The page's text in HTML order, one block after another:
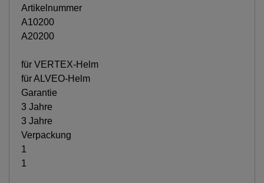
Artikelnummer
A10200
A20200
für VERTEX-Helm
für ALVEO-Helm
Garantie
3 Jahre
3 Jahre
Verpackung
1
1